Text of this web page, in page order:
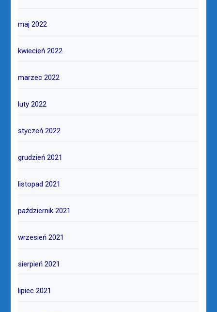
maj 2022
kwiecień 2022
marzec 2022
luty 2022
styczeń 2022
grudzień 2021
listopad 2021
październik 2021
wrzesień 2021
sierpień 2021
lipiec 2021